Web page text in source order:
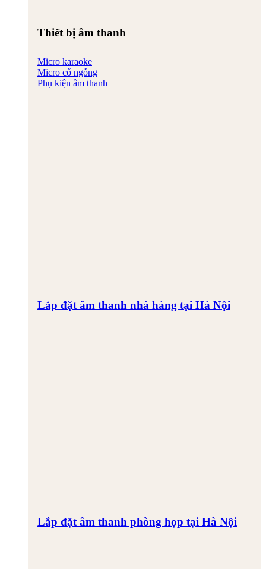
Thiết bị âm thanh
Micro karaoke
Micro cổ ngỗng
Phụ kiện âm thanh
Lắp đặt âm thanh nhà hàng tại Hà Nội
Lắp đặt âm thanh phòng họp tại Hà Nội